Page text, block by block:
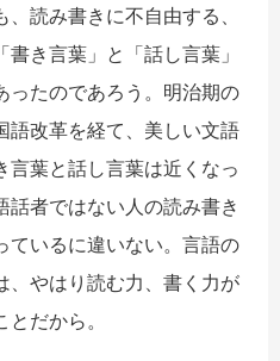
読み書きに不自由する、
き言葉」と「話し言葉」
ったのであろう。明治期の
語改革を経て、美しい文語
言葉と話し言葉は近くなっ
話者ではない人の読み書き
ているに違いない。言語の
、やはり読む力、書く力が
だから。